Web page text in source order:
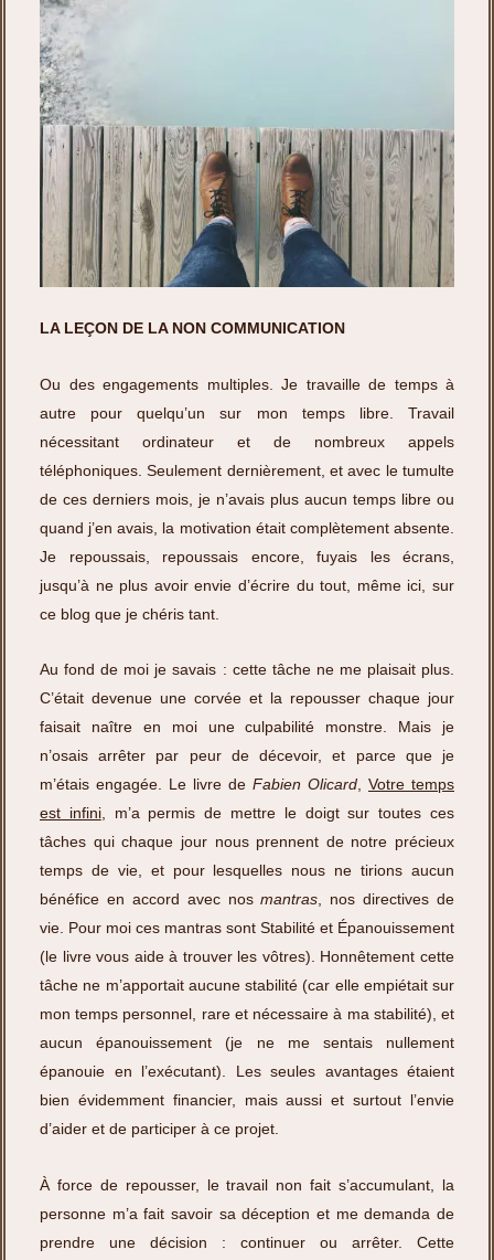
LA LEÇON DE LA NON COMMUNICATION
Ou des engagements multiples. Je travaille de temps à
autre pour quelqu’un sur mon temps libre. Travail
nécessitant ordinateur et de nombreux appels
téléphoniques. Seulement dernièrement, et avec le tumulte
de ces derniers mois, je n’avais plus aucun temps libre ou
quand j’en avais, la motivation était complètement absente.
Je repoussais, repoussais encore, fuyais les écrans,
jusqu’à ne plus avoir envie d’écrire du tout, même ici, sur
ce blog que je chéris tant.
Au fond de moi je savais : cette tâche ne me plaisait plus.
C’était devenue une corvée et la repousser chaque jour
faisait naître en moi une culpabilité monstre. Mais je
n’osais arrêter par peur de décevoir, et parce que je
m’étais engagée. Le livre de Fabien Olicard
Votre temps
est infini, m’a permis de mettre le doigt sur toutes ces
tâches qui chaque jour nous prennent de notre précieux
temps de vie, et pour lesquelles nous ne tirions aucun
bénéfice en accord avec nosmantras , nos directives de
vie. Pour moi ces mantras sont Stabilité et Épanouissement
(le livre vous aide à trouver les vôtres). Honnêtement cette
tâche ne m’apportait aucune stabilité (car elle empiétait sur
mon temps personnel, rare et nécessaire à ma stabilité), et
aucun épanouissement (je ne me sentais nullement
épanouie en l’exécutant). Les seules avantages étaient
bien évidemment financier, mais aussi et surtout l’envie
d’aider et de participer à ce projet.
À force de repousser, le travail non fait s’accumulant, la
personne m’a fait savoir sa déception et me demanda de
prendre une décision : continuer ou arrêter. Cette